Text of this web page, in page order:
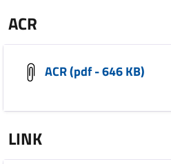
ACR
ACR (pdf - 646 KB)
LINK